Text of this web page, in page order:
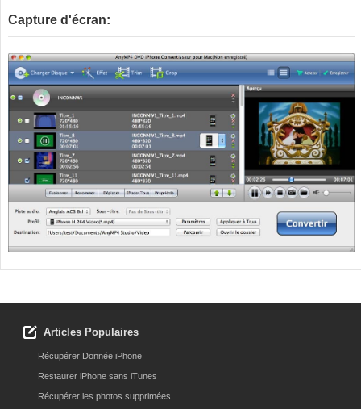
Capture d'écran:
Articles Populaires
Récupérer Donnée iPhone
Restaurer iPhone sans iTunes
Récupérer les photos supprimées